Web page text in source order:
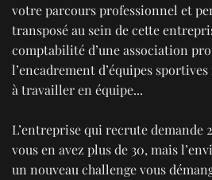
votre parcours professionnel et
transposé au sein de cette
comptabilité d’une association
l’encadrement d’équipes
à travailler en équipe...
L’entreprise qui recrute demande
vous en avez plus de 30, mais
un nouveau challenge vous